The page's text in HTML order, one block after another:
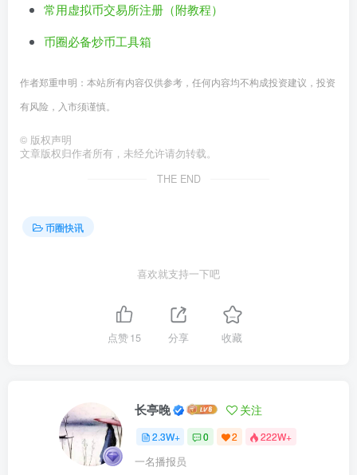
常用虚拟币交易所注册（附教程）
币圈必备炒币工具箱
作者郑重申明：本站所有内容仅供参考，任何内容均不构成投资建议，投资
有风险，入市须谨慎。
© 版权声明
文章版权归作者所有，未经允许请勿转载。
THE END
币圈快讯
喜欢就支持一下吧
点赞15 分享 收藏
长亭晚 关注
2.3W+ 0 2 222W+
一名播报员